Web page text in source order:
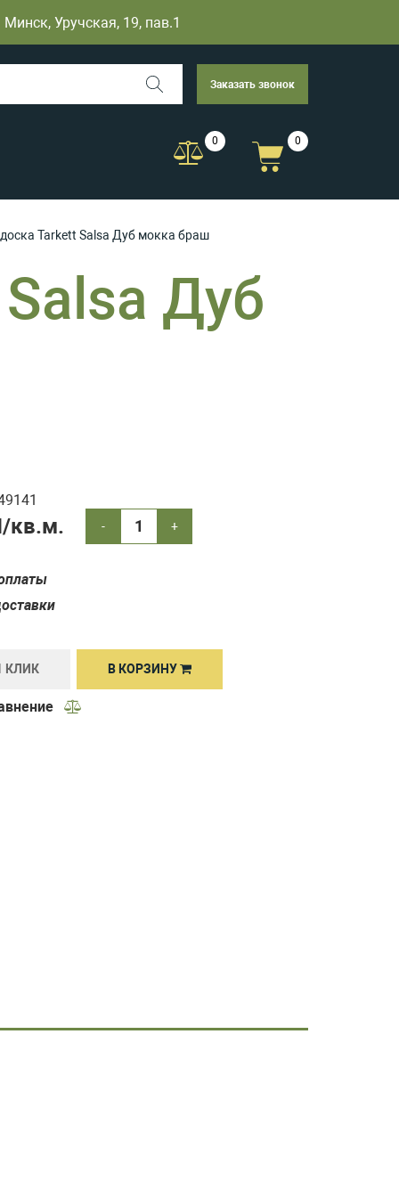
Минск, Уручская, 19, пав.1
Заказать звонок
0 0
Tarkett Salsa Дуб мокка браш
Дуб
кв.м. - +
КЛИК В КОРЗИНУ